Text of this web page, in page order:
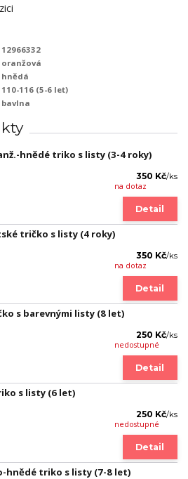
12966332
oranžová
hnědá
110-116 (5-6 let)
bavlna
hnědé triko s listy (3-4 roky)
350 Kč/ks
na dotaz
Detail
tričko s listy (4 roky)
350 Kč/ks
na dotaz
Detail
s barevnými listy (8 let)
250 Kč/ks
nedostupné
Detail
s listy (6 let)
250 Kč/ks
nedostupné
Detail
hnědé triko s listy (7-8 let)